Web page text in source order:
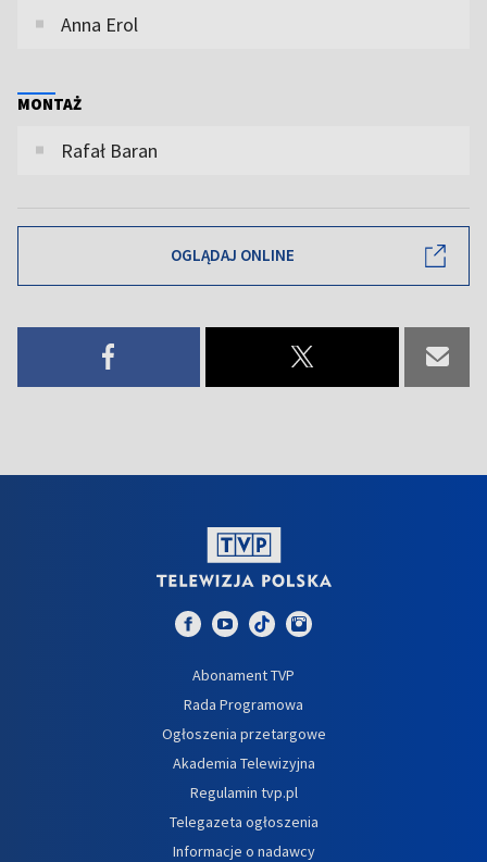
Anna Erol
MONTAŻ
Rafał Baran
OGLĄDAJ ONLINE
Abonament TVP
Rada Programowa
Ogłoszenia przetargowe
Akademia Telewizyjna
Regulamin tvp.pl
Telegazeta ogłoszenia
Informacje o nadawcy